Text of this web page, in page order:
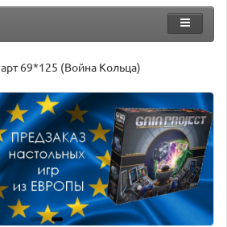
69*125 (Война Кольца)